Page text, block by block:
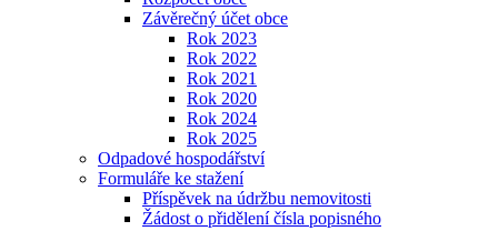
Závěrečný účet obce
Rok 2023
Rok 2022
Rok 2021
Rok 2020
Rok 2024
Rok 2025
Odpadové hospodářství
Formuláře ke stažení
Příspěvek na údržbu nemovitosti
Žádost o přidělení čísla popisného